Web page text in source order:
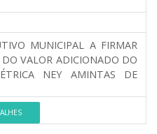
MUNICIPAL A FIRMAR
VALOR ADICIONADO DO
NEY AMINTAS DE